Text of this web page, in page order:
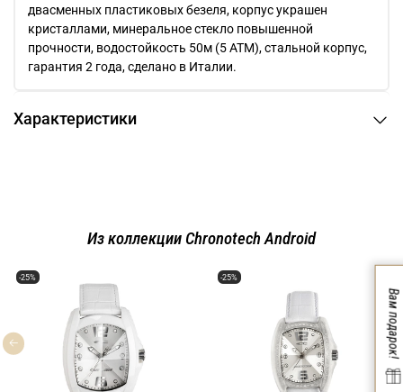
двасменных пластиковых безеля, корпус украшен
кристаллами, минеральное стекло повышенной
прочности, водостойкость 50м (5 АТМ), стальной корпус,
гарантия 2 года, сделано в Италии.
Характеристики
Из коллекции Chronotech Android
-25% -25%
Вам подарок!